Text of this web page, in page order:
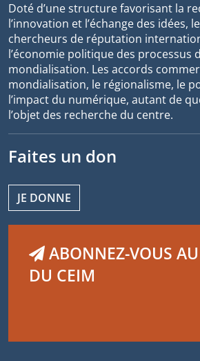
Doté d’une structure favorisant la
l’innovation et l’échange des idées,
chercheurs de réputation
l’économie politique des processus
mondialisation. Les accords
mondialisation, le régionalisme, le
l’impact du numérique, autant de
l’objet des recherche du centre.
Faites un don
JE DONNE
ABONNEZ-VOUS
DU CEIM